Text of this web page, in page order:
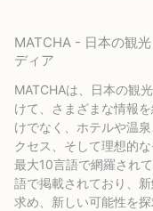
MATCHA - 日本の観
ディア
MATCHAは、日本の観
けて、さまざまな情報
けでなく、ホテルや温
クセス、そして理想的
最大10言語で網羅され
語で掲載されており、
求め、新しい可能性を